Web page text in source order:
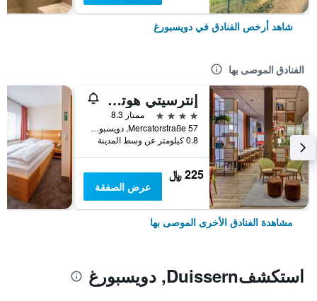
شاهد أرخص الفنادق في دويسبورغ
الفنادق الموصى بها
إنترسيتي هوتل دويسبرغ
4 نجوم
ممتاز 8.3
Mercatorstraße 57, دويسبورغ, ولاية شمال الراين وستفاليا, ألمانيا
0.8 كيلومتر عن وسط المدينة
225 ﷼
عرض الصفقة
مشاهدة الفنادق الأخرى الموصى بها
استكشفDuissern, دويسبورغ